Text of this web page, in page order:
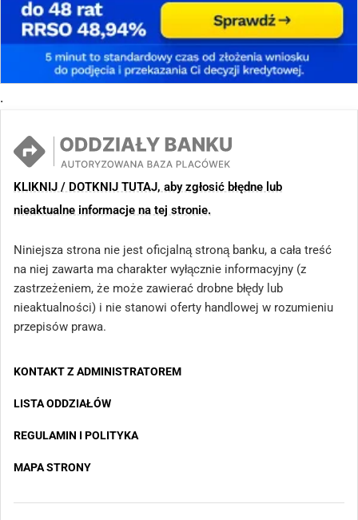
.
KLIKNIJ / DOTKNIJ TUTAJ, aby zgłosić błędne lub
nieaktualne informacje na tej stronie.
Niniejsza strona nie jest oficjalną stroną banku, a cała treść
na niej zawarta ma charakter wyłącznie informacyjny (z
zastrzeżeniem, że może zawierać drobne błędy lub
nieaktualności) i nie stanowi oferty handlowej w rozumieniu
przepisów prawa.
KONTAKT Z ADMINISTRATOREM
LISTA ODDZIAŁÓW
REGULAMIN I POLITYKA
MAPA STRONY